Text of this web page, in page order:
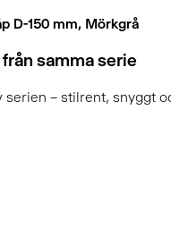
D-150 mm, Mörkgrå
samma serie
serien – stilrent, snyggt